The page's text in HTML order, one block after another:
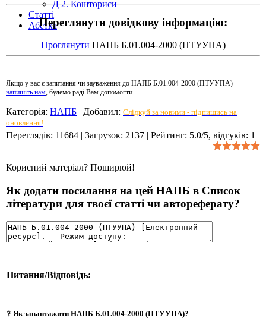
Д 2. Кошториси
Статті
Абетка
Переглянути довідкову інформацію:
Проглянути НАПБ Б.01.004-2000 (ПТУУПА)
Якщо у вас є запитання чи зауваження до НАПБ Б.01.004-2000 (ПТУУПА) -
напишіть нам, будемо раді Вам допомогти.
Категорія: НАПБ | Добавил: Слідкуй за новими - підпишись на
оновлення!
Переглядів: 11684 | Загрузок: 2137 | Рейтинг: 5.0/5, відгуків: 1
Корисний матеріал? Поширюй!
Як додати посилання на цей НАПБ в Список
літератури для твоєї статті чи автореферату?
Питання/Відповідь:
❔ Як завантажити НАПБ Б.01.004-2000 (ПТУУПА)?